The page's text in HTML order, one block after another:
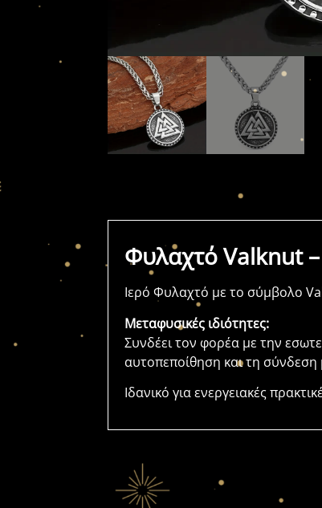
Φυλαχτό Valknut
Ιερό Φυλαχτό με το σύμβολο
Μεταφυσικές ιδιότητες:
Συνδέει τον φορέα με την
αυτοπεποίθηση και τη σύνδεση
Ιδανικό για ενεργειακές